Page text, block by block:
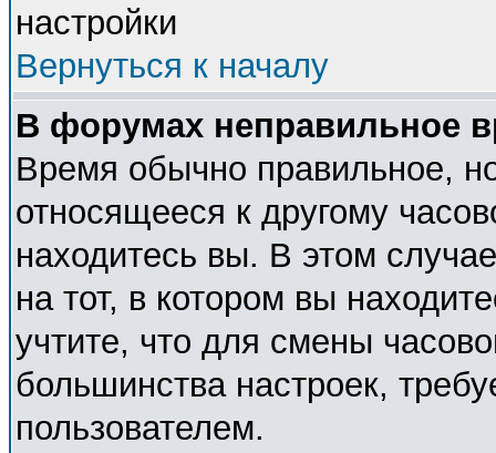
настройки
Вернуться к началу
В форумах неправильное
Время обычно правильное,
относящееся к другому
находитесь вы. В этом
на тот, в котором вы
учтите, что для смены
большинства настроек,
пользователем.